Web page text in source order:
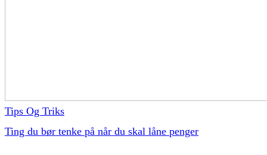
Tips Og Triks
Ting du bør tenke på når du skal låne penger